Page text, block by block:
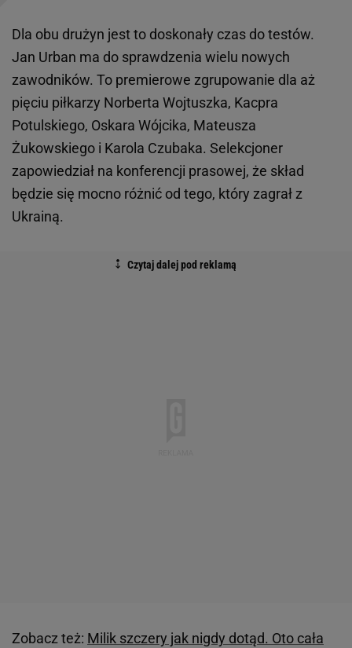
Dla obu drużyn jest to doskonały czas do testów.
Jan Urban ma do sprawdzenia wielu nowych
zawodników. To premierowe zgrupowanie dla aż
pięciu piłkarzy Norberta Wojtuszka, Kacpra
Potulskiego, Oskara Wójcika, Mateusza
Żukowskiego i Karola Czubaka. Selekcjoner
zapowiedział na konferencji prasowej, że skład
będzie się mocno różnić od tego, który zagrał z
Ukrainą.
Zobacz też: Milik szczery jak nigdy dotąd. Oto cała